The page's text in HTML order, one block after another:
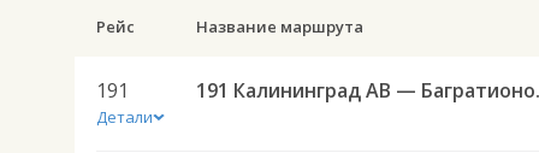
Рейс Название маршрута
191
Детали
191